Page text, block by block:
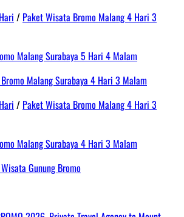
/ Paket Wisata Bromo Malang 4 Hari 3
Malang Surabaya 5 Hari 4 Malam
/ Paket Wisata Bromo Malang 4 Hari 3
Malang Surabaya 4 Hari 3 Malam